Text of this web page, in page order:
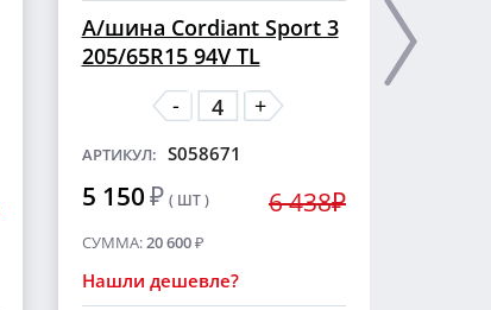
А/шина Cordiant Sport 3
205/65R15 94V TL
-
+
АРТИКУЛ: S058671
5 150₽ ( ШТ ) 6 438₽
СУММА: 20 600₽
Нашли дешевле?